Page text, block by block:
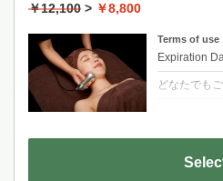
￥12,100 > ￥8,800
Terms of use
Expiration
どなたでも
プロでヘッ
OR肘下クー